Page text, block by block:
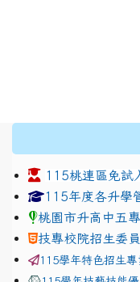
115桃連區免試
link to https://
115年度各升學
桃園市升高中五
技專校院招生委
115學年特色招生